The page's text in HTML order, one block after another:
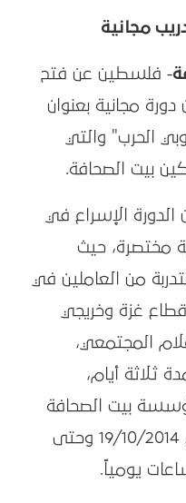
مجانية
- فلسطين عن فتح
مجانية بعنوان
الحرب" والتي
بيت الصحافة.
الدورة الإسراع في
مختصرة، حيث
و متدربة من العاملين في
غزة وخريجي
المجتمعي،
ثلاثة أيام،
بيت الصحافة
بدءاً من يوم الأحد الموافق 19/10/2014 وحتى